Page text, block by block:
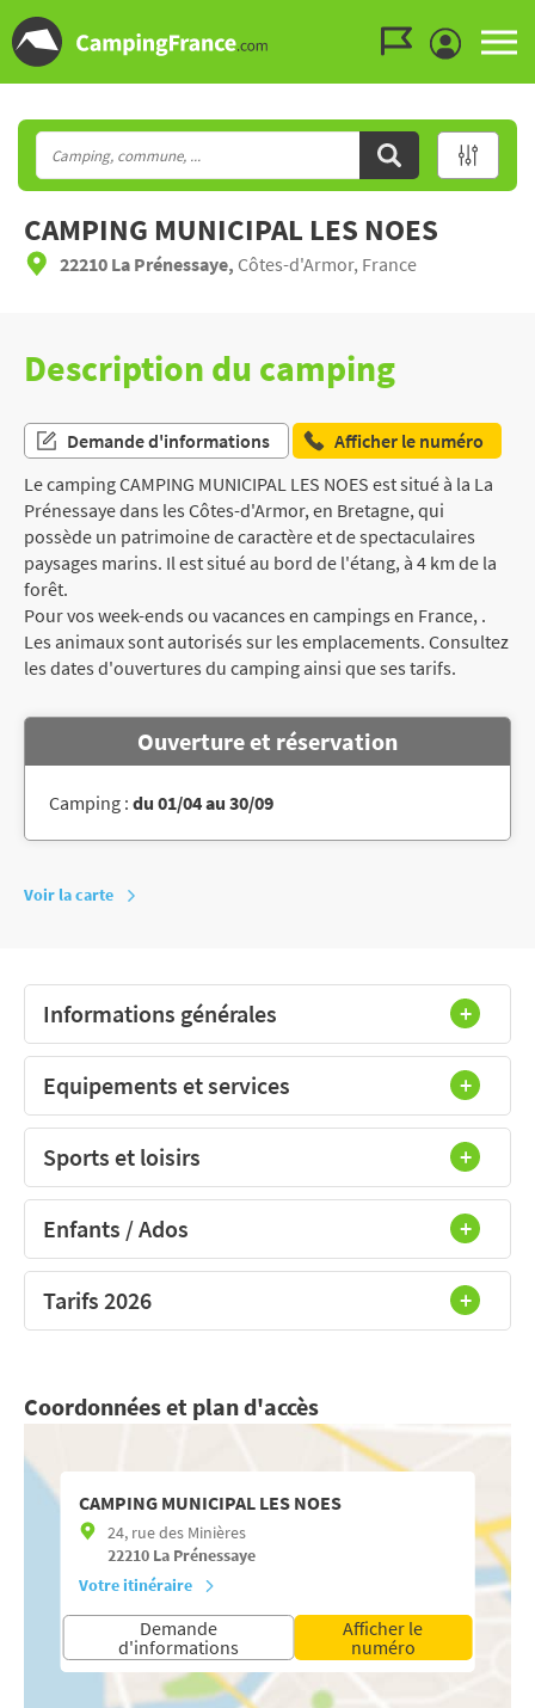
CAMPING MUNICIPAL LES NOES
22210 La Prénessaye, Côtes-d'Armor, France
Description du camping
Demande d'informations
Afficher le numéro
Le camping CAMPING MUNICIPAL LES NOES est situé à la La
Prénessaye dans les Côtes-d'Armor, en Bretagne, qui
possède un patrimoine de caractère et de spectaculaires
paysages marins. Il est situé au bord de l'étang, à 4 km de la
forêt.
Pour vos week-ends ou vacances en campings en France, .
Les animaux sont autorisés sur les emplacements. Consultez
les dates d'ouvertures du camping ainsi que ses tarifs.
Ouverture et réservation
Camping : du 01/04 au 30/09
Voir la carte
Informations générales
Equipements et services
Sports et loisirs
Enfants / Ados
Tarifs 2026
Coordonnées et plan d'accès
CAMPING MUNICIPAL LES NOES
24, rue des Minières
22210 La Prénessaye
Votre itinéraire
Demande
d'informations
Afficher le
numéro